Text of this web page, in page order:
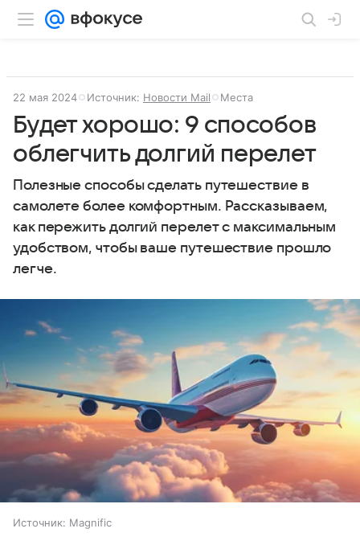
22 мая 2024 Источник: Новости Mail Места
Будет хорошо: 9 способов
облегчить долгий перелет
Полезные способы сделать путешествие в
самолете более комфортным. Рассказываем,
как пережить долгий перелет с максимальным
удобством, чтобы ваше путешествие прошло
легче.
Источник: Magnific